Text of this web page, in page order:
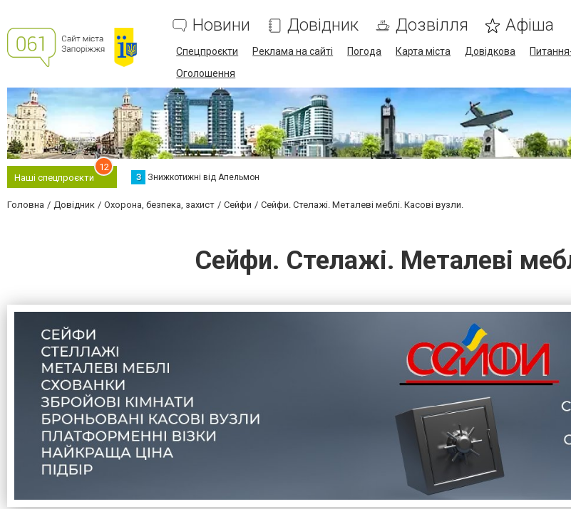
Новини Довідник Дозвілля Афіша
Спецпроєкти Реклама на сайті Погода Карта міста Довідкова
Оголошення
Наші спецпроєкти
12
З Знижкотижні від Апельмон
Головна Довідник Охорона, безпека, захист Сейфи Сейфи. Стелажі. Металеві меблі. Касові вузли.
Сейфи. Стелажі. Металеві